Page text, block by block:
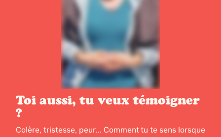
Toi aussi, tu veux témoigner
?
Colère, tristesse, peur... Comment tu te sens lorsque